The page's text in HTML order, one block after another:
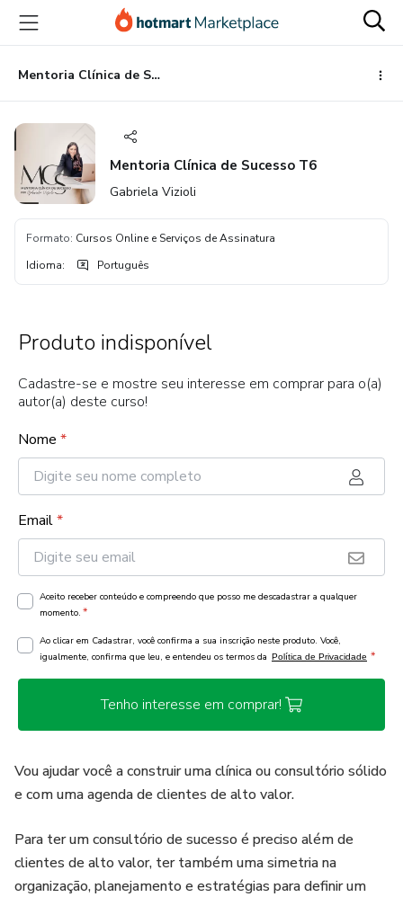
para
conteúdo
principal
para
pagamento
para
rodapé
Mentoria Clínica de Sucesso T6
Mentoria Clínica de Sucesso T6
Gabriela Vizioli
Formato: Cursos Online e Serviços de Assinatura
Idioma: Português
Produto indisponível
Cadastre-se e mostre seu interesse em comprar para o(a)
autor(a) deste curso!
Nome *
Email*
Aceito receber conteúdo e compreendo que posso me descadastrar a qualquer
momento. *
Ao clicar em Cadastrar, você confirma a sua inscrição neste produto. Você,
igualmente, confirma que leu, e entendeu os termos da Política de Privacidade *
Tenho interesse em comprar!
Vou ajudar você a construir uma clínica ou consultório sólido
e com uma agenda de clientes de alto valor.
Para ter um consultório de sucesso é preciso além de
clientes de alto valor, ter também uma simetria na
organização, planejamento e estratégias para definir um